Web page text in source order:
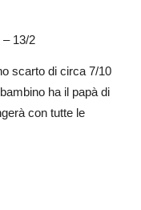
13/2
scarto di circa 7/10
ha il papà di
con tutte le